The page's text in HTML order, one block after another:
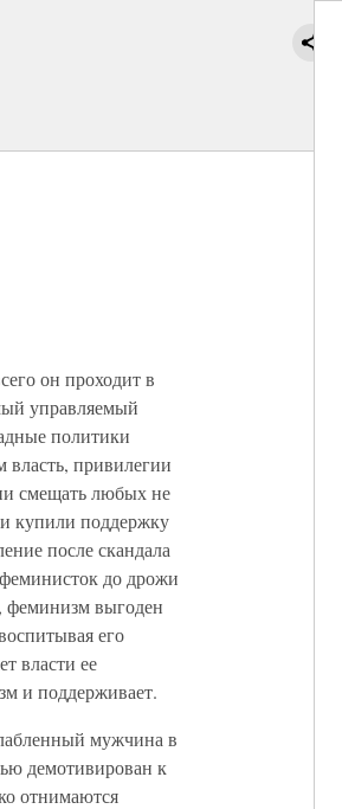
он проходит в
управляемый
политики
привилегии
смещать любых не
купили поддержку
после скандала
до дрожи
феминизм выгоден
его
власти ее
и поддерживает.
мужчина в
демотивирован к
отнимаются